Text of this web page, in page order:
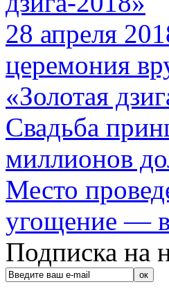
28 апреля
церемония
«Золотая
Свадьба
миллионов
Место
угощение — в
Подписка на